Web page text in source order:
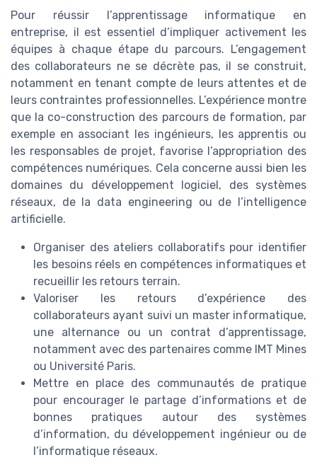
Pour réussir l’apprentissage informatique en
entreprise, il est essentiel d’impliquer activement les
équipes à chaque étape du parcours. L’engagement
des collaborateurs ne se décrète pas, il se construit,
notamment en tenant compte de leurs attentes et de
leurs contraintes professionnelles. L’expérience montre
que la co-construction des parcours de formation, par
exemple en associant les ingénieurs, les apprentis ou
les responsables de projet, favorise l’appropriation des
compétences numériques. Cela concerne aussi bien les
domaines du développement logiciel, des systèmes
réseaux, de la data engineering ou de l’intelligence
artificielle.
Organiser des ateliers collaboratifs pour identifier
les besoins réels en compétences informatiques et
recueillir les retours terrain.
Valoriser les retours d’expérience des
collaborateurs ayant suivi un master informatique,
une alternance ou un contrat d’apprentissage,
notamment avec des partenaires comme IMT Mines
ou Université Paris.
Mettre en place des communautés de pratique
pour encourager le partage d’informations et de
bonnes pratiques autour des systèmes
d’information, du développement ingénieur ou de
l’informatique réseaux.